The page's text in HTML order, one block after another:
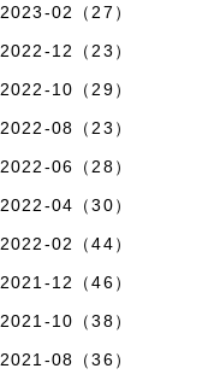
2023-02（27）
2022-12（23）
2022-10（29）
2022-08（23）
2022-06（28）
2022-04（30）
2022-02（44）
2021-12（46）
2021-10（38）
2021-08（36）